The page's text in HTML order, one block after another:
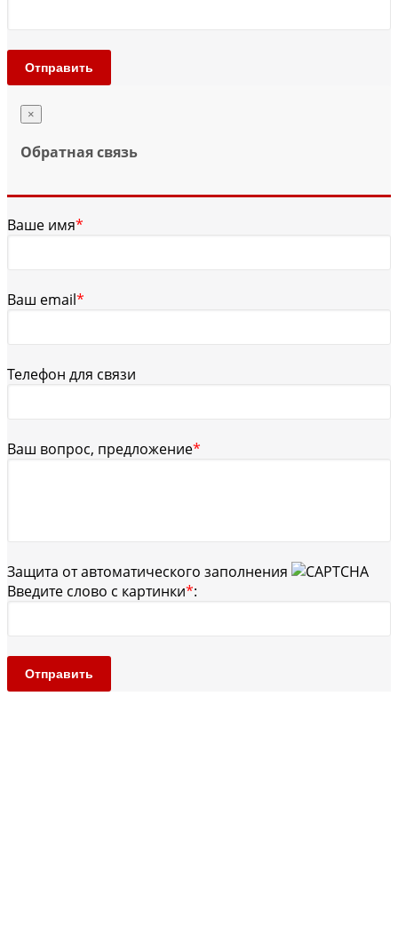
Отправить
×
Обратная связь
Ваше имя*
Ваш email*
Телефон для связи
Ваш вопрос, предложение*
Защита от автоматического заполнения
Введите слово с картинки*:
Отправить